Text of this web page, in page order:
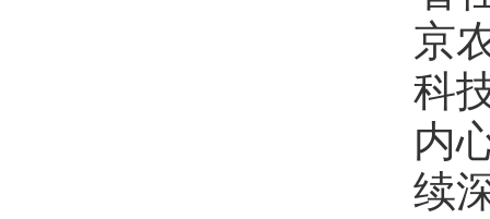
京
科
内
续